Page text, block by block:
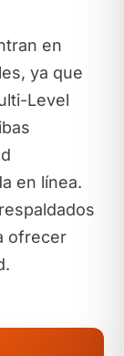
en
ya que
Level
en línea.
ofrecer